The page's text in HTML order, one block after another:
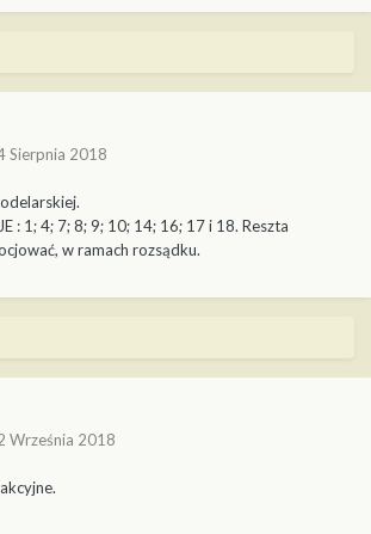
Sierpnia 2018
: 1; 4; 7; 8; 9; 10; 14; 16; 17 i 18. Reszta
w ramach rozsądku.
Września 2018